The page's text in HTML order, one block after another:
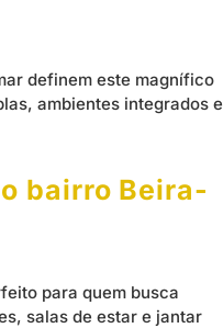
definem este magnífico
ambientes integrados e
bairro Beira-
para quem busca
salas de estar e jantar